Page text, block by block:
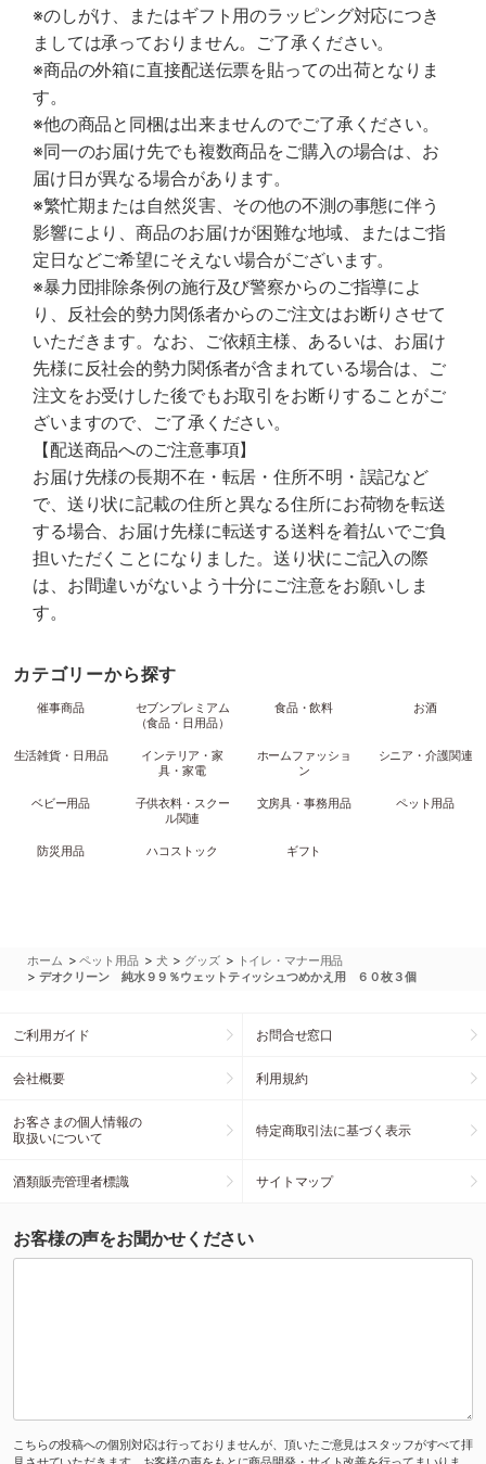
※のしがけ、またはギフト用のラッピング対応につき
ましては承っておりません。ご了承ください。
※商品の外箱に直接配送伝票を貼っての出荷となりま
す。
※他の商品と同梱は出来ませんのでご了承ください。
※同一のお届け先でも複数商品をご購入の場合は、お
届け日が異なる場合があります。
※繁忙期または自然災害、その他の不測の事態に伴う
影響により、商品のお届けが困難な地域、またはご指
定日などご希望にそえない場合がございます。
※暴力団排除条例の施行及び警察からのご指導によ
り、反社会的勢力関係者からのご注文はお断りさせて
いただきます。なお、ご依頼主様、あるいは、お届け
先様に反社会的勢力関係者が含まれている場合は、ご
注文をお受けした後でもお取引をお断りすることがご
ざいますので、ご了承ください。
【配送商品へのご注意事項】
お届け先様の長期不在・転居・住所不明・誤記など
で、送り状に記載の住所と異なる住所にお荷物を転送
する場合、お届け先様に転送する送料を着払いでご負
担いただくことになりました。送り状にご記入の際
は、お間違いがないよう十分にご注意をお願いしま
す。
カテゴリーから探す
催事商品
セブンプレミアム
（食品・日用品）
食品・飲料 お酒
生活雑貨・日用品
インテリア・家
具・家電
ホームファッショ
ン
シニア・介護関連
ベビー用品
子供衣料・スクー
ル関連
文房具・事務用品 ペット用品
防災用品 ハコストック ギフト
ホーム >ペット用品 > 犬 > グッズ > トイレ・マナー用品
> デオクリーン 純水９９％ウェットティッシュつめかえ用 ６０枚３個
ご利用ガイド お問合せ窓口
会社概要 利用規約
お客さまの個人情報の
取扱いについて
特定商取引法に基づく表示
酒類販売管理者標識 サイトマップ
お客様の声をお聞かせください
こちらの投稿への個別対応は行っておりませんが、頂いたご意見はスタッフがすべて拝